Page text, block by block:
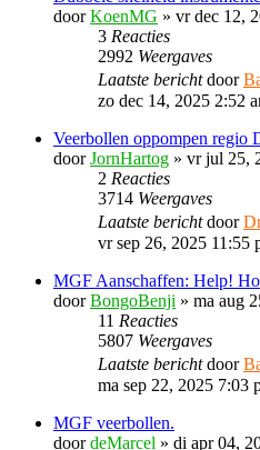
doorKoenMG » vr dec 12,
3 Reacties
2992 Weergaves
Laatste berichtdoor
zo dec 14, 2025 2:52
Veerbollen oppompen regio
doorJornHartog » vr jul 25,
2 Reacties
3714 Weergaves
Laatste berichtdoor
vr sep 26, 2025 11:55
MGF Aanschaffen: Help!
doorBongoBenji » ma aug
11 Reacties
5807 Weergaves
Laatste berichtdoor
ma sep 22, 2025 7:03
MGF veerbollen.
doordeMarcel » di apr 04,